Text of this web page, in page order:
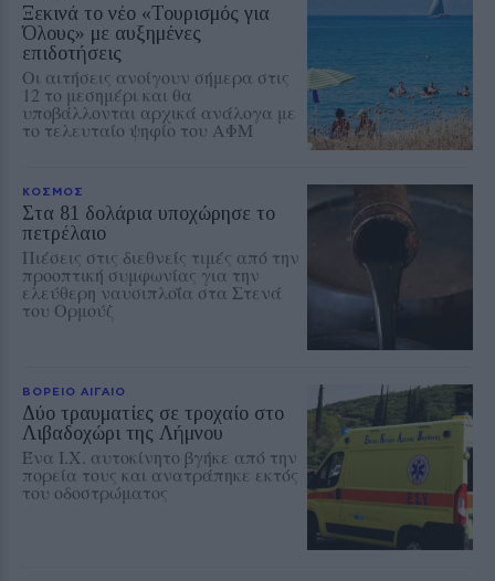
Ξεκινά το νέο «Τουρισμός για
Όλους» με αυξημένες
επιδοτήσεις
Οι αιτήσεις ανοίγουν σήμερα στις
12 το μεσημέρι και θα
υποβάλλονται αρχικά ανάλογα με
το τελευταίο ψηφίο του ΑΦΜ
ΚΟΣΜΟΣ
Στα 81 δολάρια υποχώρησε το
πετρέλαιο
Πιέσεις στις διεθνείς τιμές από την
προοπτική συμφωνίας για την
ελεύθερη ναυσιπλοΐα στα Στενά
του Ορμούζ
ΒΟΡΕΙΟ ΑΙΓΑΙΟ
Δύο τραυματίες σε τροχαίο στο
Λιβαδοχώρι της Λήμνου
Ένα Ι.Χ. αυτοκίνητο βγήκε από την
πορεία τους και ανατράπηκε εκτός
του οδοστρώματος